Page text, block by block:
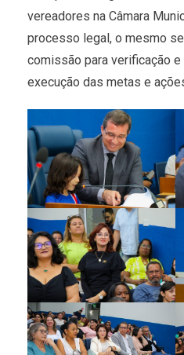
vereadores na Câmara
processo legal, o mesmo
comissão para verificação e
execução das metas e